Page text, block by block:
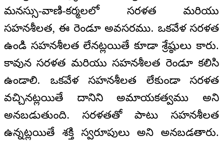
మనస్సు-వాణి-కర్మలలో సరళత మరియు
సహనశీలత, ఈ రెండూ అవసరము. ఒకవేళ సరళత
ఉండి సహనశీలత లేనట్లయితే కూడా శ్రేష్ఠులు కారు.
కావున సరళత మరియు సహనశీలత రెండూ కలిసి
ఉండాలి. ఒకవేళ సహనశీలత లేకుండా సరళత
వచ్చినట్లయితే దానిని అమాయకత్వము అని
అనబడుతుంది. సరళతతో పాటు సహనశీలత
ఉన్నట్లయితే శక్తి స్వరూపులు అని అనబడతారు.